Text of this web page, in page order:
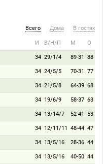
Всего Дома В гостях
И В/Н/П М О
34 29/1/4 89-31 88
34 24/5/5 70-31 77
34 21/5/8 64-39 68
34 19/6/9 58-37 63
34 13/14/7 52-41 53
34 12/11/11 48-44 47
34 13/5/16 28-36 44
34 13/5/16 40-50 44